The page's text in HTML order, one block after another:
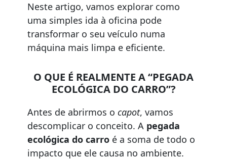
Neste artigo, vamos explorar como
uma simples ida à oficina pode
transformar o seu veículo numa
máquina mais limpa e eficiente.
O QUE É REALMENTE A “PEGADA
ECOLÓGICA DO CARRO”?
Antes de abrirmos ocapot, vamos
descomplicar o conceito. A pegada
ecológica do carro é a soma de todo o
impacto que ele causa no ambiente.